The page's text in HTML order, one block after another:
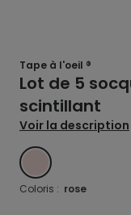
Tape à l'oeil ®
Lot de 5
scintillant
Voir la description
ROSE
Coloris : rose